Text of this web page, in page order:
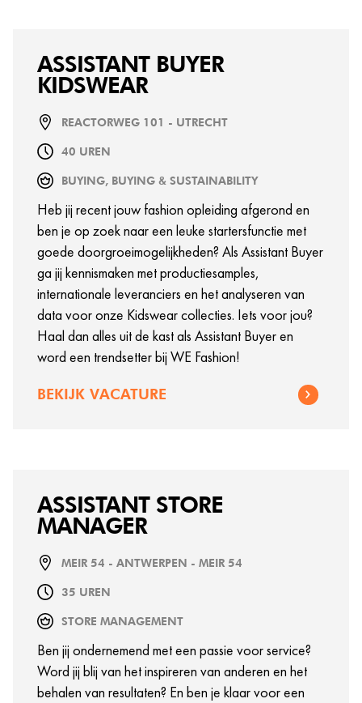
ASSISTANT BUYER
KIDSWEAR
REACTORWEG 101 - UTRECHT
40 UREN
BUYING, BUYING & SUSTAINABILITY
Heb jij recent jouw fashion opleiding afgerond en
ben je op zoek naar een leuke startersfunctie met
goede doorgroeimogelijkheden? Als Assistant Buyer
ga jij kennismaken met productiesamples,
internationale leveranciers en het analyseren van
data voor onze Kidswear collecties. Iets voor jou?
Haal dan alles uit de kast als Assistant Buyer en
word een trendsetter bij WE Fashion!
BEKIJK VACATURE
ASSISTANT STORE
MANAGER
MEIR 54 - ANTWERPEN - MEIR 54
35 UREN
STORE MANAGEMENT
Ben jij ondernemend met een passie voor service?
Word jij blij van het inspireren van anderen en het
behalen van resultaten? En ben je klaar voor een